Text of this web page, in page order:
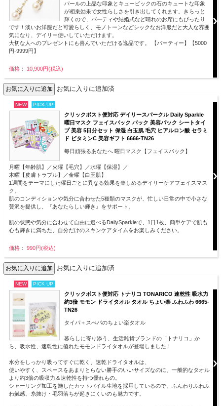
パールの上品な印象とキュービックの石のキュートな印象
が相乗効果で女性らしさを引き出してくれます。きらっと
輝くので、パーティや結婚式など晴れのお席にもぴったり
です！淡いお洋服だと可愛らしく、モノトーンなどシックなお洋服だと大人な雰囲
気になり、デイリー使いしていただけます。
大切な人へのプレゼントにも喜んでいただける逸品です。 【パーティー】【5000
円-9999円】
価格： 10,900円(税込)
お気に入りに追加済
NEW PICK UP
クリックポスト便対応 デイリースパークル Daily Sparkle
曜日マスク フェイスパック パック 美容パック シートタイ
プ 美容 5日分セット 保湿 白玉肌 毛穴 ヒアルロン酸 セラミ
ド ビタミンC 美容ギフト 6666-TN26
毎日頑張るあなたへ 曜日マスク【フェイスパック】
月曜【年齢肌】／火曜【毛穴】／水曜【保湿】／
木曜【皮膚トラブル】／金曜【白玉肌】
1週間をテーマにした曜日ごとに異なる効果を楽しめるデイリーケアフェイスマス
ク。
肌のコンディションや気分に合わせた5種類のマスクが、忙しい日常の中で小さな
贅沢を提供し、『あなたらしい輝き』をサポート。
肌の状態や気分に合わせて自由に選べるDailySparkleで、1日1枚、簡単ケアで肌も
心も輝きに満ちた、自分だけのスキンケアタイムをお楽しみください。
価格： 990円(税込)
お気に入りに追加済
NEW PICK UP
クリックポスト便対応 トナリコ TONARICO 速乾性 吸水力
約3倍 モモン ドライタオル タオル ちょい楽 ふわふわ 6665-
TN26
タイパ＋スぺパのちょい楽タオル
暮らしに寄り添う、生活雑貨ブランドの「トナリコ」か
ら、吸水性、速乾性に優れたモモンドライタオルが登場しました！
水分をしっかり吸ってすぐに乾く、速乾ドライタオルは、
使いやすく、スペースをあまりとらない勝手のいいサイズなのに、一般的なタオル
より約3倍の吸収力＆速乾性を持つ優れもの。
シャーリング加工を施したカットパイル生地を採用しているので、ふんわりふわふ
わ触感。糸抜け・毛羽落ちが起きにくいのも魅力です。